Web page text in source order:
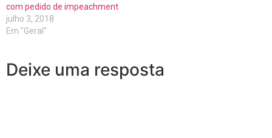
com pedido de impeachment
julho 3, 2018
Em "Geral"
Deixe uma resposta